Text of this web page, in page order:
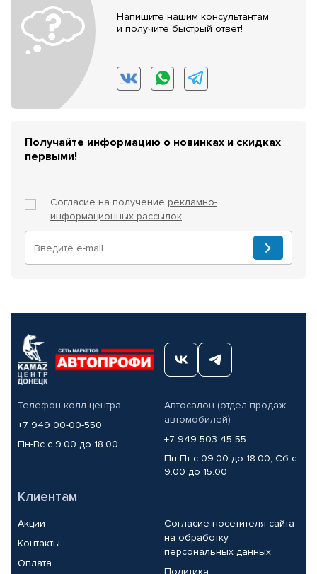
Напишите нашим консультантам
и получите быстрый ответ!
Получайте информацию о новинках и скидках
первыми!
Согласие на получение рекламно-
информационных рассылок
Телефон колл-центра
+7 949 00-00-550
Пн-Вс с 9.00 до 18.00
Автосалон (отдел продаж
автомобилей)
+7 949 503-45-55
Пн-Пт с 09.00 до 18.00, Сб с
9.00 до 15.00
Клиентам
Акции
Контакты
Оплата
Согласие посетителя сайта
на обработку
персональных данных
Политика